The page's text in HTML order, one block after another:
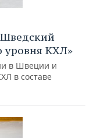
уровня КХЛ»
в Швеции и
в составе